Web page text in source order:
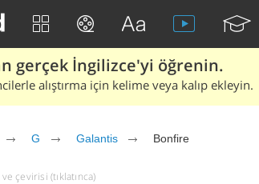
gerçek İngilizce'yi öğrenin.
alıştırma için kelime veya kalıp ekleyin.
G Galantis Bonfire
çevirisi (tıklatınca)